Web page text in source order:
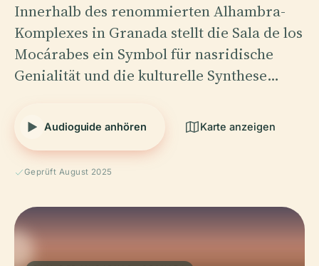
Innerhalb des renommierten Alhambra-
Komplexes in Granada stellt die Sala de los
Mocárabes ein Symbol für nasridische
Genialität und die kulturelle Synthese…
Audioguide anhören Karte anzeigen
Geprüft August 2025